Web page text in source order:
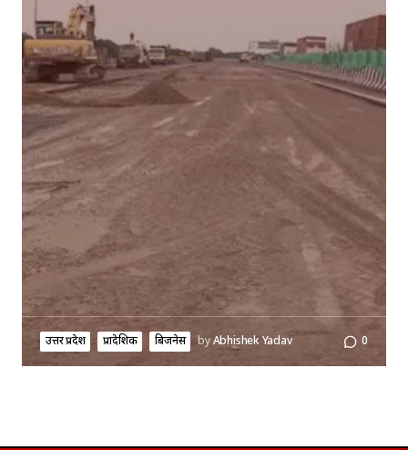
उत्तर प्रदेश प्रादेशिक बिजनेस byAbhishek Yadav 0